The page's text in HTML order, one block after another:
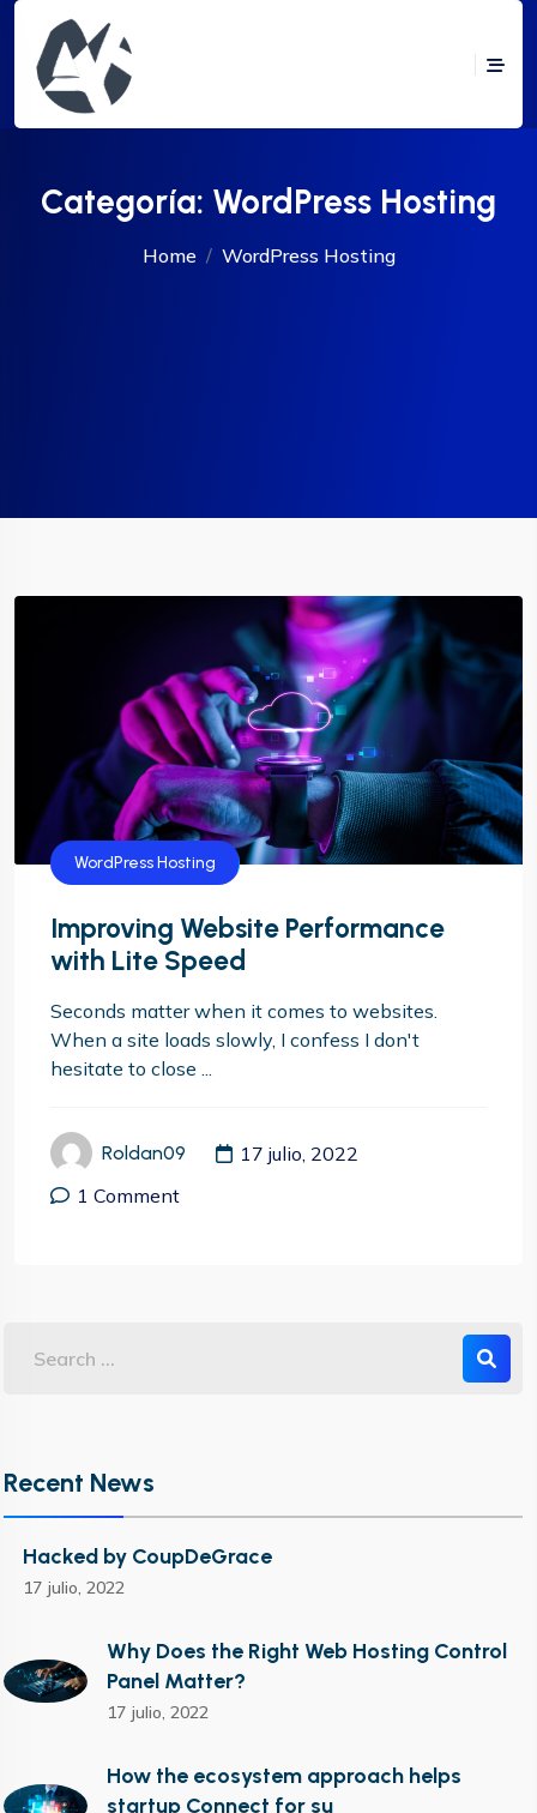
Categoría: WordPress Hosting
Home WordPress Hosting
WordPress Hosting
Improving Website Performance
with Lite Speed
Seconds matter when it comes to websites.
When a site loads slowly, I confess I don't
hesitate to close ...
Roldan09
17 julio, 2022
1 Comment
Recent News
Hacked by CoupDeGrace
17 julio, 2022
Why Does the Right Web Hosting Control
Panel Matter?
17 julio, 2022
How the ecosystem approach helps
startup Connect for su